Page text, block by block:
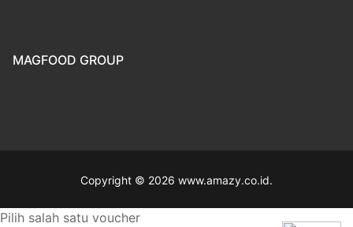
MAGFOOD GROUP
Copyright © 2026 www.amazy.co.id.
Pilih salah satu voucher